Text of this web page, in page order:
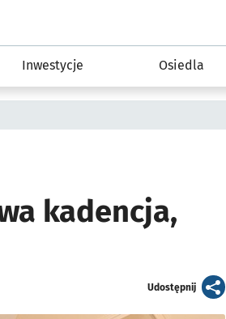
Dla mieszkańca
Inwestycje Osiedla
kadencja,
Udostępnijartykuł